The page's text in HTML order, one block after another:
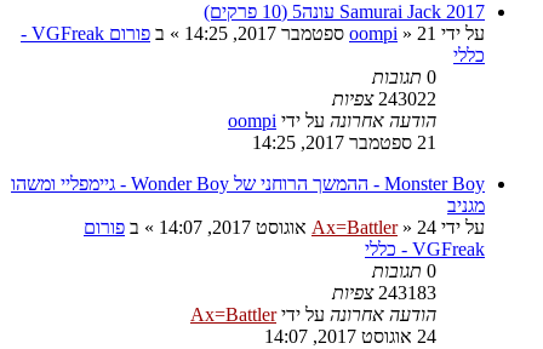
Samurai Jack 2017 עונה5 (10 פרקים)
על ידי
oompi » 21 ספטמבר 2017, 14:25 » ב
פורום VGFreak -
כללי
0 תגובות
243022 צפיות
הודעה אחרונה על ידי oompi
21 ספטמבר 2017, 14:25
Monster Boy - ההמשך הרוחני של Wonder Boy - גיימפליי ומשהו
מגניב
על ידי
Ax=Battler» 24 אוגוסט 2017, 14:07 » ב פורום
VGFreak - כללי
0 תגובות
243183 צפיות
הודעה אחרונה על ידיAx=Battler
24 אוגוסט 2017, 14:07